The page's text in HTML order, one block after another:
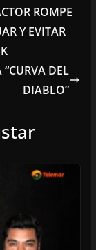
ROMPE
Y EVITAR
DEL
DIABLO”